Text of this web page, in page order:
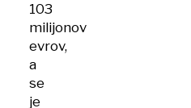
103
milijonov
evrov,
a
se
je